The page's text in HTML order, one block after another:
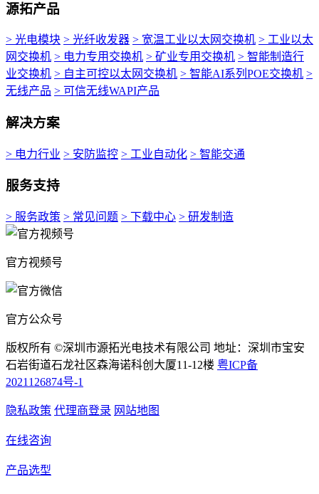
源拓产品
> 光电模块 > 光纤收发器 > 宽温工业以太网交换机 > 工业以太
网交换机 > 电力专用交换机 > 矿业专用交换机 > 智能制造行
业交换机 > 自主可控以太网交换机 > 智能AI系列POE交换机 >
无线产品 > 可信无线WAPI产品
解决方案
> 电力行业 > 安防监控 > 工业自动化 > 智能交通
服务支持
> 服务政策 > 常见问题 > 下载中心 > 研发制造
官方视频号
官方公众号
版权所有 ©深圳市源拓光电技术有限公司 地址：深圳市宝安
石岩街道石龙社区森海诺科创大厦11-12楼 粤ICP备
2021126874号-1
隐私政策 代理商登录 网站地图
在线咨询
产品选型